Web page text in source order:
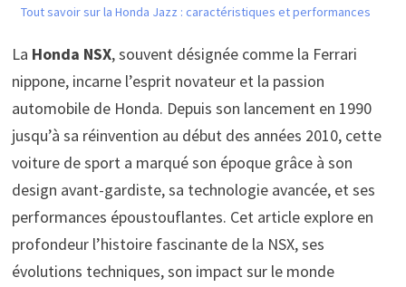
Tout savoir sur la Honda Jazz : caractéristiques et performances
La Honda NSX, souvent désignée comme la Ferrari
nippone, incarne l’esprit novateur et la passion
automobile de Honda. Depuis son lancement en 1990
jusqu’à sa réinvention au début des années 2010, cette
voiture de sport a marqué son époque grâce à son
design avant-gardiste, sa technologie avancée, et ses
performances époustouflantes. Cet article explore en
profondeur l’histoire fascinante de la NSX, ses
évolutions techniques, son impact sur le monde